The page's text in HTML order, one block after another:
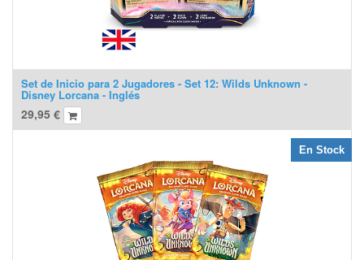
Set de Inicio para 2 Jugadores - Set 12: Wilds Unknown -
Disney Lorcana - Inglés
29,95 €
En Stock